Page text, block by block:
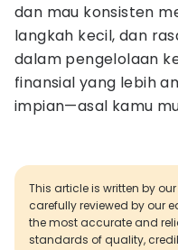
dan mau konsisten
langkah kecil, dan
dalam pengelolaan
finansial yang lebih
impian—asal kamu
This article is written by
carefully reviewed by our
the most accurate and
standards of quality,